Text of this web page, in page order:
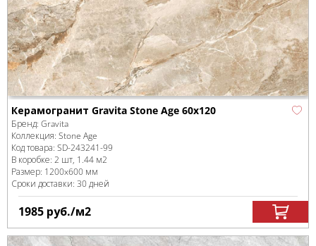
Керамогранит Gravita Stone Age 60x120
Бренд: Gravita
Коллекция: Stone Age
Код товара: SD-243241-99
В коробке: 2 шт, 1.44 м2
Размер: 1200x600 мм
Сроки доставки: 30 дней
1985 руб./м2